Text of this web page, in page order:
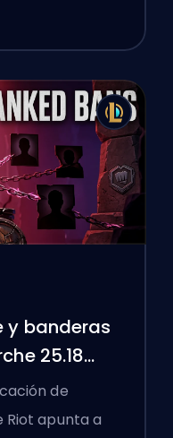
y banderas
25.18
de
Riot apunta a